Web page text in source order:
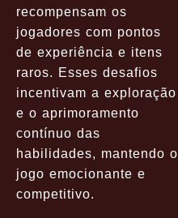
recompensam os
jogadores com pontos
de experiência e itens
raros. Esses desafios
incentivam a exploração
e o aprimoramento
contínuo das
habilidades, mantendo o
jogo emocionante e
competitivo.